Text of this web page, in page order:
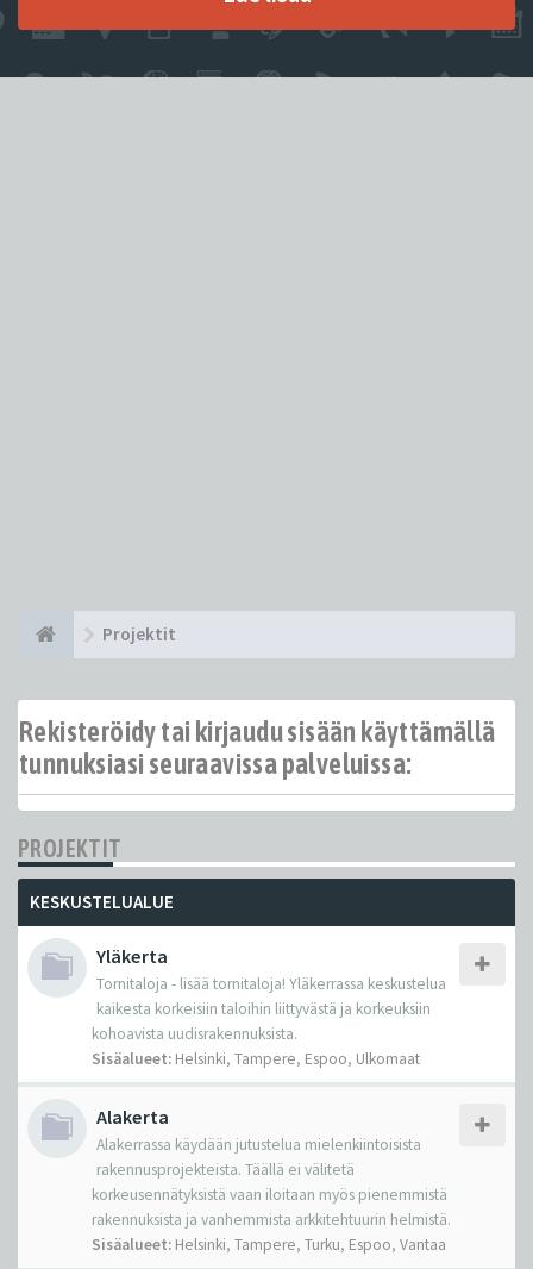
Projektit
Rekisteröidy tai kirjaudu sisään käyttämällä
tunnuksiasi seuraavissa palveluissa:
PROJEKTIT
KESKUSTELUALUE
Yläkerta
Tornitaloja - lisää tornitaloja! Yläkerrassa keskustelua
kaikesta korkeisiin taloihin liittyvästä ja korkeuksiin
kohoavista uudisrakennuksista.
Sisäalueet: Helsinki, Tampere, Espoo, Ulkomaat
Alakerta
Alakerrassa käydään jutustelua mielenkiintoisista
rakennusprojekteista. Täällä ei välitetä
korkeusennätyksistä vaan iloitaan myös pienemmistä
rakennuksista ja vanhemmista arkkitehtuurin helmistä.
Sisäalueet: Helsinki, Tampere, Turku, Espoo, Vantaa